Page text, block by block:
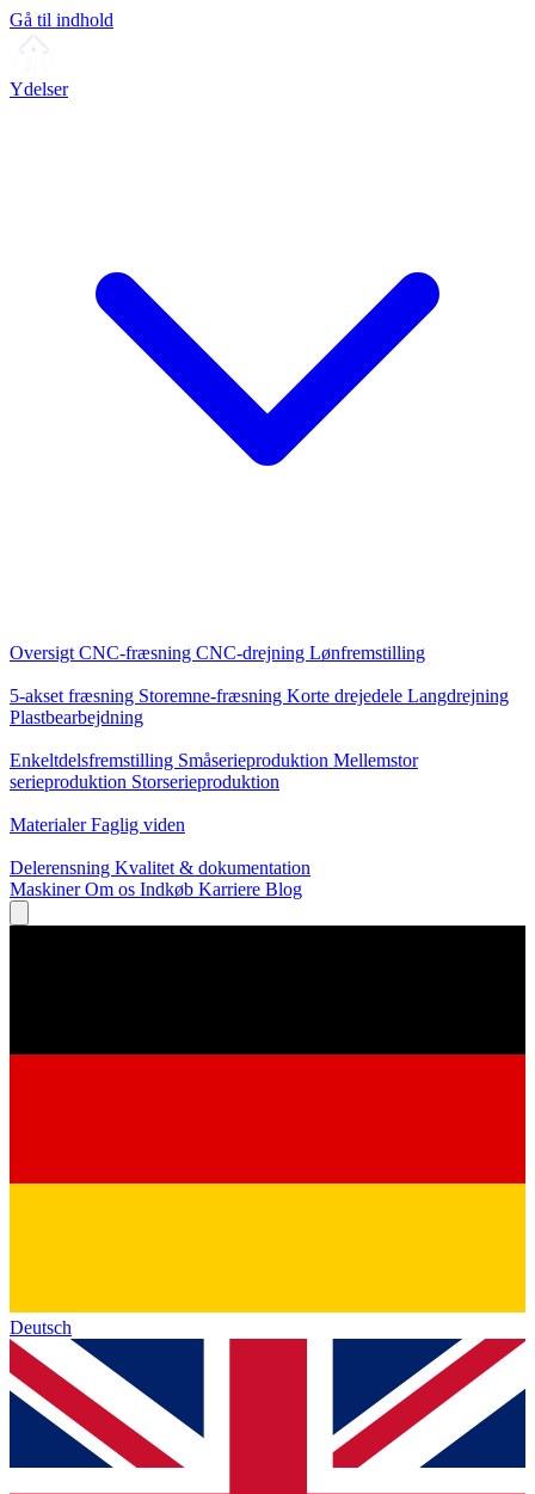
Gå til indhold
Ydelser
Oversigt CNC-fræsning CNC-drejning Lønfremstilling
5-akset fræsning Storemne-fræsning Korte drejedele Langdrejning
Plastbearbejdning
Enkeltdelsfremstilling Småserieproduktion Mellemstor
serieproduktion Storserieproduktion
MaterialerFaglig viden
Delerensning Kvalitet & dokumentation
MaskinerOm os Indkøb Karriere Blog
Deutsch